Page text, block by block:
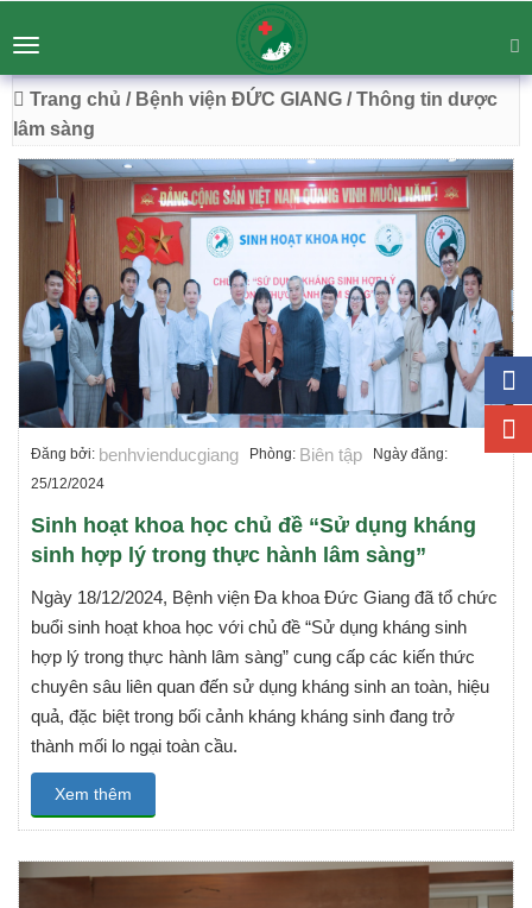
BỆNH VIỆN ĐA KHOA ĐỨC GIANG
Chuyên Sâu - Tận Tâm - Vươn Tầm
54 Trường Lâm, Việt Hưng, Hà Nội
Toggle
navigation
Trang chủ / Bệnh viện ĐỨC GIANG / Thông tin dược
lâm sàng
Đăng bởi: benhvienducgiang Phòng: Biên tập Ngày đăng:
25/12/2024
Sinh hoạt khoa học chủ đề “Sử dụng kháng
sinh hợp lý trong thực hành lâm sàng”
Ngày 18/12/2024, Bệnh viện Đa khoa Đức Giang đã tổ chức
buổi sinh hoạt khoa học với chủ đề “Sử dụng kháng sinh
hợp lý trong thực hành lâm sàng” cung cấp các kiến thức
chuyên sâu liên quan đến sử dụng kháng sinh an toàn, hiệu
quả, đặc biệt trong bối cảnh kháng kháng sinh đang trở
thành mối lo ngại toàn cầu.
Xem thêm